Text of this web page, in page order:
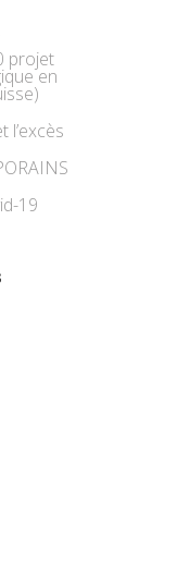
projet
en
l’excès
19